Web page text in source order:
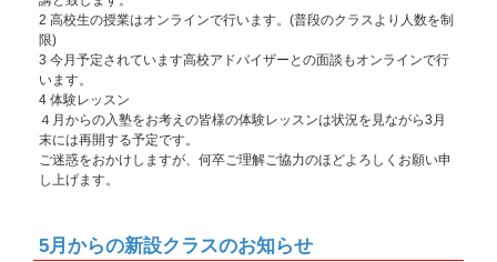
2 高校生の授業はオンラインで行います。(普段のクラスより人数を制
限)
3 今月予定されています高校アドバイザーとの面談もオンラインで行
います。
4 体験レッスン
４月からの入塾をお考えの皆様の体験レッスンは状況を見ながら3月
末には再開する予定です。
ご迷惑をおかけしますが、何卒ご理解ご協力のほどよろしくお願い申
し上げます。
5月からの新設クラスのお知らせ